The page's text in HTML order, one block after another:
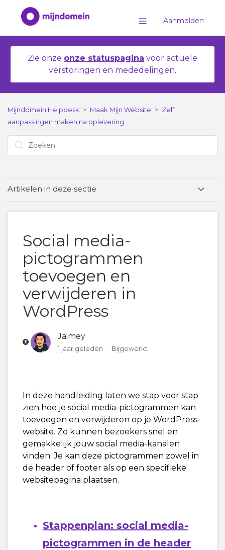
Aanmelden
Zie onze onze statuspagina voor actuele
verstoringen en mededelingen.
Mijndomein Helpdesk Maak Mijn Website
Zelf
aanpassingen maken na oplevering
Artikelen in deze sectie
De Site Assistent en Kennisbank in WordPress
Een afbeelding vervangen en bewerken in
WordPress
Een fout herstellen en een eerdere revisie
terugzetten in WordPress
Social media-pictogrammen toevoegen en
verwijderen in WordPress
Externe plug-ins uploaden en installeren in
WordPress
Een pagina toevoegen aan het navigatiemenu
in WordPress (met de Site Assistent)
Een knop bewerken in WordPress
Plug-ins vinden en installeren in WordPress
Social media-
pictogrammen
toevoegen en
verwijderen in
WordPress
Jaimey
1 jaar geleden Bijgewerkt
In deze handleiding laten we stap voor stap
zien hoe je social media-pictogrammen kan
toevoegen en verwijderen op je WordPress-
website. Zo kunnen bezoekers snel en
gemakkelijk jouw social media-kanalen
vinden. Je kan deze pictogrammen zowel in
de header of footer als op een specifieke
websitepagina plaatsen.
Stappenplan: social media-
pictogrammen in de header